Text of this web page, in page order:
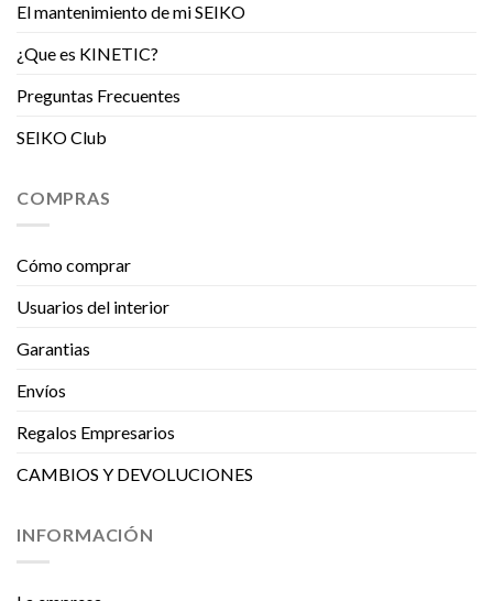
El mantenimiento de mi SEIKO
¿Que es KINETIC?
Preguntas Frecuentes
SEIKO Club
COMPRAS
Cómo comprar
Usuarios del interior
Garantias
Envíos
Regalos Empresarios
CAMBIOS Y DEVOLUCIONES
INFORMACIÓN